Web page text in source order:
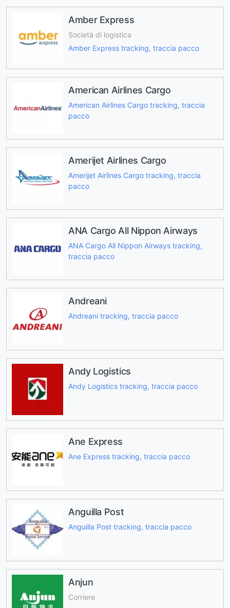
Amber Express
Società di logistica
Amber Express tracking, traccia pacco
American Airlines Cargo
American Airlines Cargo tracking, traccia
pacco
Amerijet Airlines Cargo
Amerijet Airlines Cargo tracking, traccia
pacco
ANA Cargo All Nippon Airways
ANA Cargo All Nippon Airways tracking,
traccia pacco
Andreani
Andreani tracking, traccia pacco
Andy Logistics
Andy Logistics tracking, traccia pacco
Ane Express
Ane Express tracking, traccia pacco
Anguilla Post
Anguilla Post tracking, traccia pacco
Anjun
Corriere